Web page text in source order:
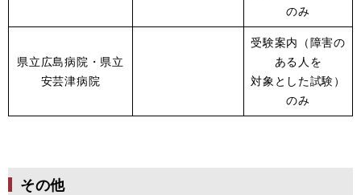
のみ
県立広島病院・県立
安芸津病院
受験案内（障害の
ある人を
対象とした試験）
のみ
その他